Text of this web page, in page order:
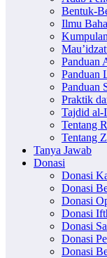
Bentuk-
Ilmu
Panduan
Panduan
Panduan
Praktik
Tajdid al-
Tentang
Tentang
Tanya Jawab
Donasi
Donasi
Donasi
Donasi
Donasi
Donasi
Donasi
Donasi